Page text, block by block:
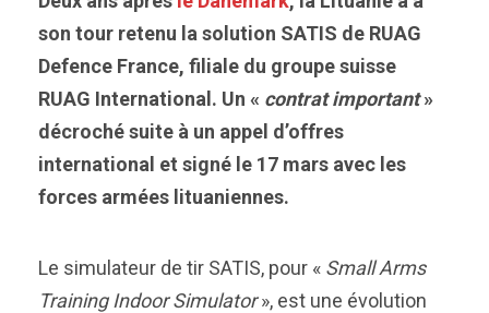
son tour retenu la solution SATIS de RUAG
Defence France, filiale du groupe suisse
RUAG International. Un « contrat important»
décroché suite à un appel d’offres
international et signé le 17 mars avec les
forces armées lituaniennes.
Le simulateur de tir SATIS, pour « Small Arms
Training Indoor Simulator», est une évolution